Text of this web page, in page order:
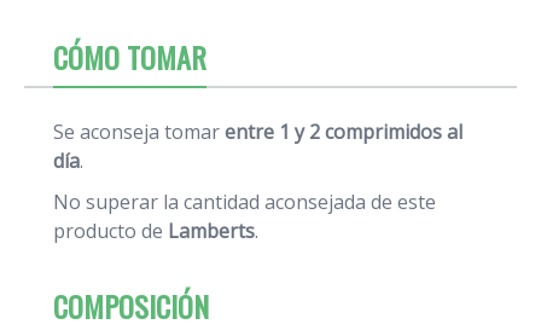
CÓMO TOMAR
Se aconseja tomarentre 1 y 2 comprimidos al
día.
No superar la cantidad aconsejada de este
producto de Lamberts.
COMPOSICIÓN